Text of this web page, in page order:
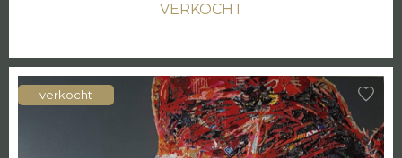
VERKOCHT
verkocht